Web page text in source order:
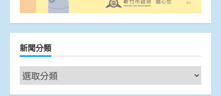
新聞分類
新
聞